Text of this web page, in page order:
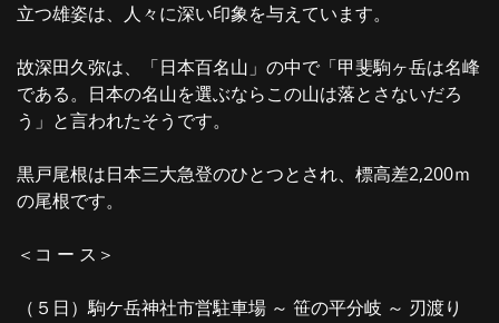
立つ雄姿は、人々に深い印象を与えています。
故深田久弥は、「日本百名山」の中で「甲斐駒ヶ岳は名峰
である。日本の名山を選ぶならこの山は落とさないだろ
う」と言われたそうです。
黒戸尾根は日本三大急登のひとつとされ、標高差2,200ｍ
の尾根です。
＜コ ー ス＞
（５日）駒ケ岳神社市営駐車場 ～ 笹の平分岐 ～ 刃渡り